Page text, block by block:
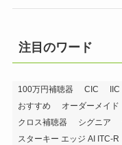
注目のワード
100万円補聴器 CIC IIC
おすすめ
オーダーメイド
クロス補聴器
シグニア
スターキー エッジ AI ITC-R